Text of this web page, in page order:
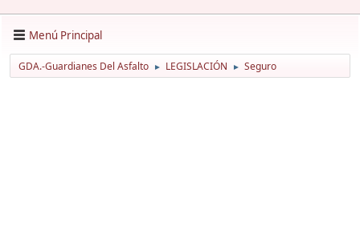
Menú Principal
GDA.-Guardianes Del Asfalto ► LEGISLACIÓN ► Seguro